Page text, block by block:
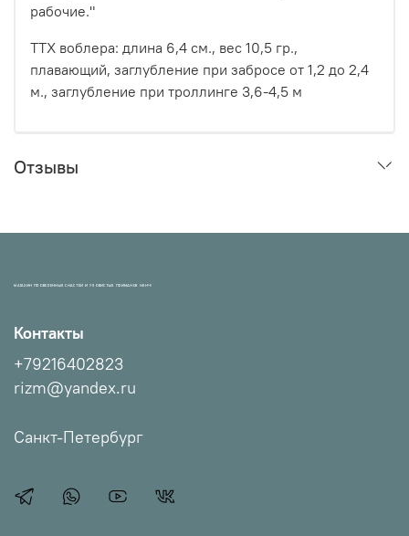
рабочие."
ТТХ воблера: длина 6,4 см., вес 10,5 гр.,
плавающий, заглубление при забросе от 1,2 до 2,4
м., заглубление при троллинге 3,6-4,5 м
Отзывы
МАГАЗИН ПРОВЕРЕННЫХ СНАСТЕЙ И УЛОВИСТЫХ ПРИМАНОК НХНЧ!
Контакты
+79216402823
rizm@yandex.ru
Санкт-Петербург